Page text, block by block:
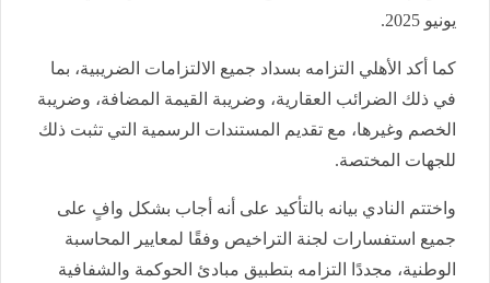
يونيو 2025.
كما أكد الأهلي التزامه بسداد جميع الالتزامات الضريبية، بما
في ذلك الضرائب العقارية، وضريبة القيمة المضافة، وضريبة
الخصم وغيرها، مع تقديم المستندات الرسمية التي تثبت ذلك
للجهات المختصة.
واختتم النادي بيانه بالتأكيد على أنه أجاب بشكل وافٍ على
جميع استفسارات لجنة التراخيص وفقًا لمعايير المحاسبة
الوطنية، مجددًا التزامه بتطبيق مبادئ الحوكمة والشفافية